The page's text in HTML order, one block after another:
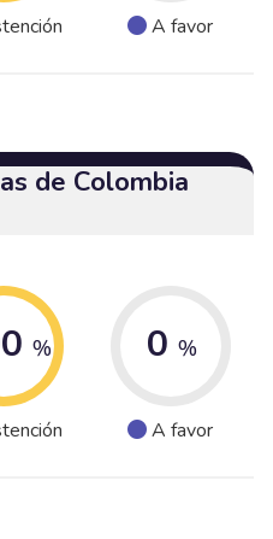
A favor
de Colombia
% 0 %
A favor